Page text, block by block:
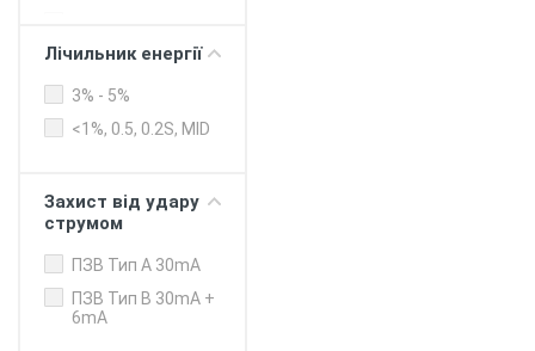
бізнесу
Онлайн-
електромобіль
Балансування
потужності
зарядні станції
Push-сповіщення
Лічильник енергії
3% - 5%
<1%, 0.5, 0.2S, MID
Захист від удару
струмом
ПЗВ Тип А 30mA
ПЗВ Тип B 30mA +
6mA